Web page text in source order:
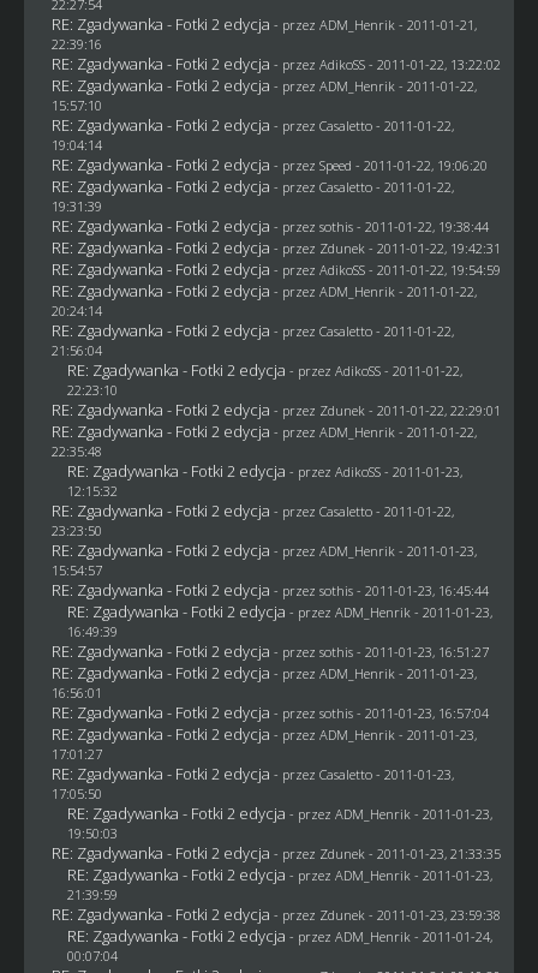
22:27:54
RE: Zgadywanka - Fotki 2 edycja - przez ADM_Henrik - 2011-01-21,
22:39:16
RE: Zgadywanka - Fotki 2 edycja - przez AdikoSS - 2011-01-22, 13:22:02
RE: Zgadywanka - Fotki 2 edycja - przez ADM_Henrik - 2011-01-22,
15:57:10
RE: Zgadywanka - Fotki 2 edycja - przez Casaletto- 2011-01-22,
19:04:14
RE: Zgadywanka - Fotki 2 edycja - przez Speed - 2011-01-22, 19:06:20
RE: Zgadywanka - Fotki 2 edycja - przez Casaletto- 2011-01-22,
19:31:39
RE: Zgadywanka - Fotki 2 edycja - przez sothis- 2011-01-22, 19:38:44
RE: Zgadywanka - Fotki 2 edycja - przez Zdunek - 2011-01-22, 19:42:31
RE: Zgadywanka - Fotki 2 edycja - przez AdikoSS - 2011-01-22, 19:54:59
RE: Zgadywanka - Fotki 2 edycja - przez ADM_Henrik - 2011-01-22,
20:24:14
RE: Zgadywanka - Fotki 2 edycja - przez Casaletto- 2011-01-22,
21:56:04
RE: Zgadywanka - Fotki 2 edycja - przez AdikoSS - 2011-01-22,
22:23:10
RE: Zgadywanka - Fotki 2 edycja - przez Zdunek - 2011-01-22, 22:29:01
RE: Zgadywanka - Fotki 2 edycja - przez ADM_Henrik - 2011-01-22,
22:35:48
RE: Zgadywanka - Fotki 2 edycja - przez AdikoSS - 2011-01-23,
12:15:32
RE: Zgadywanka - Fotki 2 edycja - przez Casaletto- 2011-01-22,
23:23:50
RE: Zgadywanka - Fotki 2 edycja - przez ADM_Henrik - 2011-01-23,
15:54:57
RE: Zgadywanka - Fotki 2 edycja - przez sothis- 2011-01-23, 16:45:44
RE: Zgadywanka - Fotki 2 edycja - przez ADM_Henrik - 2011-01-23,
16:49:39
RE: Zgadywanka - Fotki 2 edycja - przez sothis- 2011-01-23, 16:51:27
RE: Zgadywanka - Fotki 2 edycja - przez ADM_Henrik - 2011-01-23,
16:56:01
RE: Zgadywanka - Fotki 2 edycja - przez sothis- 2011-01-23, 16:57:04
RE: Zgadywanka - Fotki 2 edycja - przez ADM_Henrik - 2011-01-23,
17:01:27
RE: Zgadywanka - Fotki 2 edycja - przez Casaletto- 2011-01-23,
17:05:50
RE: Zgadywanka - Fotki 2 edycja - przez ADM_Henrik - 2011-01-23,
19:50:03
RE: Zgadywanka - Fotki 2 edycja - przez Zdunek - 2011-01-23, 21:33:35
RE: Zgadywanka - Fotki 2 edycja - przez ADM_Henrik - 2011-01-23,
21:39:59
RE: Zgadywanka - Fotki 2 edycja - przez Zdunek - 2011-01-23, 23:59:38
RE: Zgadywanka - Fotki 2 edycja - przez ADM_Henrik - 2011-01-24,
00:07:04